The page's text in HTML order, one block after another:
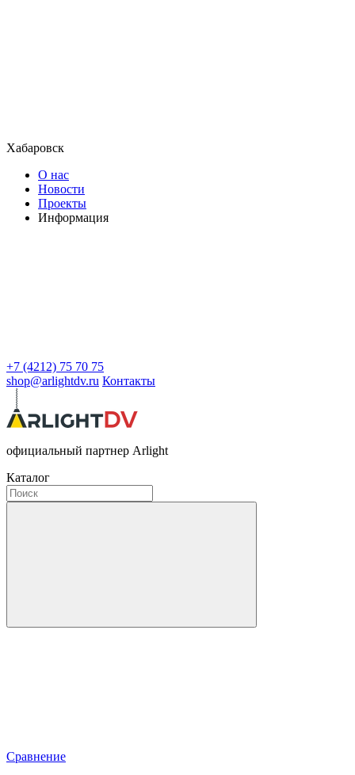
Хабаровск
О нас
Новости
Проекты
Информация
+7 (4212) 75 70 75
shop@arlightdv.ru Контакты
официальный партнер Arlight
Каталог
Сравнение